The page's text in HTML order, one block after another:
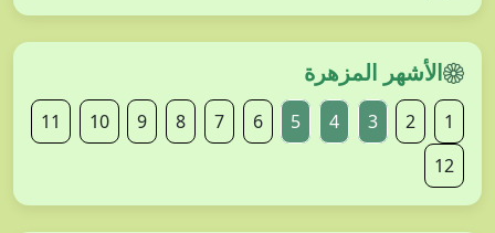
الأشهر المزهرة
1
2
3
4
5
6
7
8
9
10
11
12